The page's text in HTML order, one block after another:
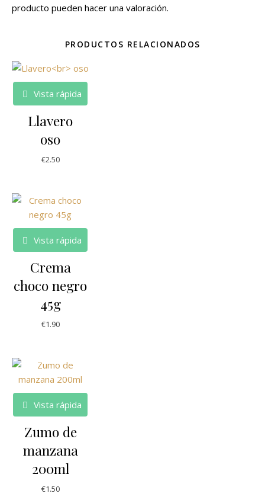
producto pueden hacer una valoración.
PRODUCTOS RELACIONADOS
Vista rápida
Llavero
oso
€2.50
Vista rápida
Crema
choco negro
45g
€1.90
Vista rápida
Zumo de
manzana
200ml
€1.50